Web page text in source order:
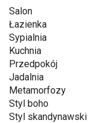
Salon
Łazienka
Sypialnia
Kuchnia
Przedpokój
Jadalnia
Metamorfozy
Styl boho
Styl skandynawski